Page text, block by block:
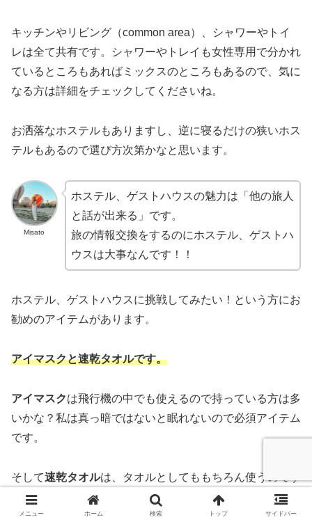
キッチンやリビング（common area）、シャワーやトイ
レは全て共有です。シャワーやトレイも女性専用で分かれ
ているところもあればミックスのところもあるので、気に
なる方は詳細をチェックしてくださいね。
お洒落なホステルもありますし、逆に寝るだけの狭いホス
テルもあるので選び方次第かなと思います。
Misato
ホステル、ゲストハウスの魅力は「他の旅人
と話が出来る」です。
旅の情報交換をするのにホステル、ゲストハ
ウスは大事なんです！！
ホステル、ゲストハウスに挑戦してみたい！という方にお
勧めのアイテムがあります。
アイマスクと速乾タオルです。
アイマスクは飛行機の中でも使えるので持っている方は多
いかな？私は真っ暗ではないと眠れないので必須アイテム
です。
そして速乾タオルは、タオルとしてももちろん使うのです
が、自分のプライベート空間をつくるために
タオルをベッ
トに入れ込んでカーテンにする
んです。
メニュー ホーム 検索 トップ サイドバー